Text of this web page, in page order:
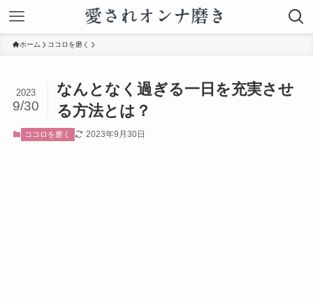
ホーム ココロを磨く
なんとなく過ぎる一日を充実させ
る方法とは？
2023
9/30
ココロを磨く 2023年9月30日